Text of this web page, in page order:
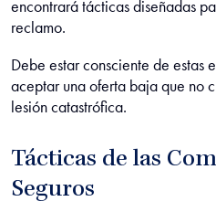
encontrará tácticas diseñadas
reclamo.
Debe estar consciente de estas
aceptar una oferta baja que no
lesión catastrófica.
Tácticas de las
Seguros